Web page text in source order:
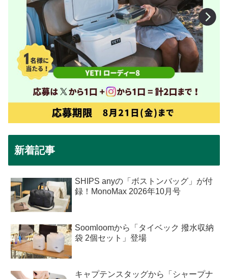
新着記事
SHIPS anyの「ボストンバッグ」が付
録！MonoMax 2026年10月号
Soomloomから「タイベック 撥水収納
袋 2個セット」登場
キャプテンスタッグから「シャープナ